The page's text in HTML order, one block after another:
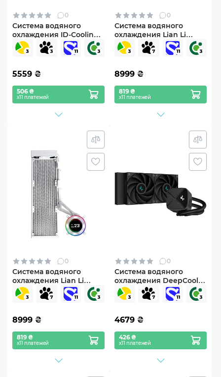
0
Система водяного
охлаждения ID-Cooling
SL360 XE White
5559 ₴
506 ₴
х11 платежей
0
Система водяного
охлаждения Lian Li
HydroShift II LCD-S 360N
FANLESS White
8999 ₴
819 ₴
х11 платежей
0
Система водяного
охлаждения Lian Li
HydroShift II LCD-C 360
Fanless White
8999 ₴
819 ₴
х11 платежей
0
Система водяного
охлаждения DeepCool
LS520S Zero Dark (R-
LS520-BKNNMM-G-1)
4679 ₴
426 ₴
х11 платежей